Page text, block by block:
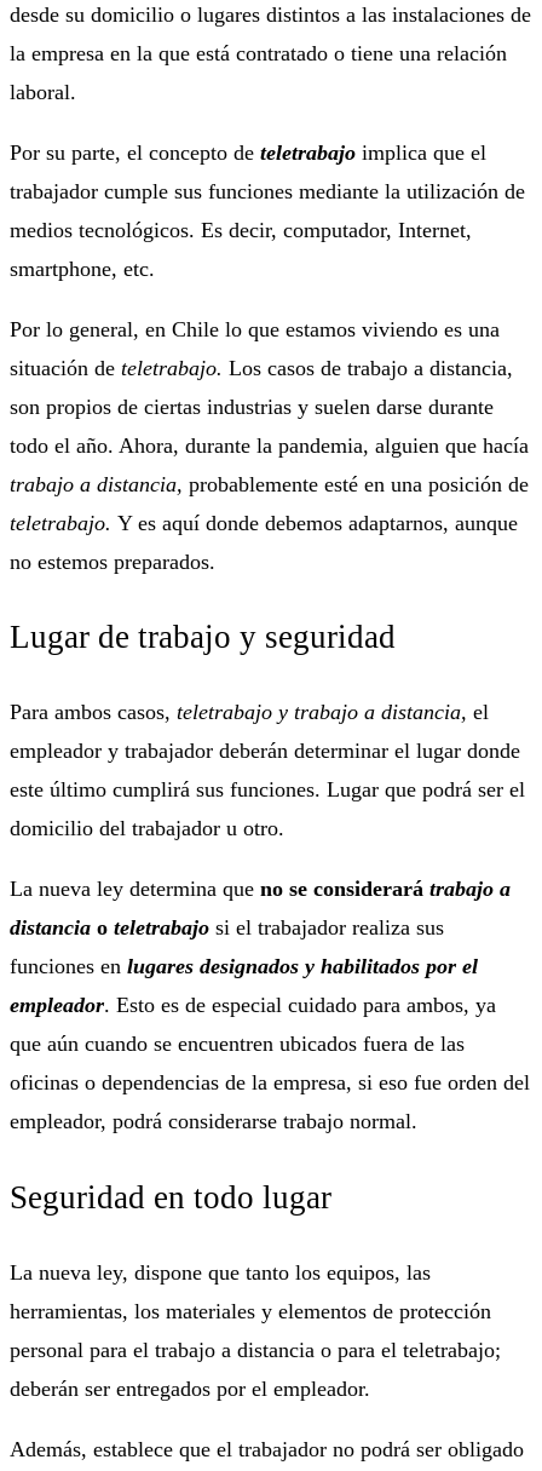
desde su domicilio o lugares distintos a las instalaciones de
la empresa en la que está contratado o tiene una relación
laboral.
Por su parte, el concepto de teletrabajo implica que el
trabajador cumple sus funciones mediante la utilización de
medios tecnológicos. Es decir, computador, Internet,
smartphone, etc.
Por lo general, en Chile lo que estamos viviendo es una
situación de teletrabajo. Los casos de trabajo a distancia,
son propios de ciertas industrias y suelen darse durante
todo el año. Ahora, durante la pandemia, alguien que hacía
trabajo a distancia, probablemente esté en una posición de
teletrabajo. Y es aquí donde debemos adaptarnos, aunque
no estemos preparados.
Lugar de trabajo y seguridad
Para ambos casos, teletrabajo y trabajo a distancia, el
empleador y trabajador deberán determinar el lugar donde
este último cumplirá sus funciones. Lugar que podrá ser el
domicilio del trabajador u otro.
La nueva ley determina que no se considerará trabajo a
distancia o teletrabajo si el trabajador realiza sus
funciones en lugares designados y habilitados por el
empleador. Esto es de especial cuidado para ambos, ya
que aún cuando se encuentren ubicados fuera de las
oficinas o dependencias de la empresa, si eso fue orden del
empleador, podrá considerarse trabajo normal.
Seguridad en todo lugar
La nueva ley, dispone que tanto los equipos, las
herramientas, los materiales y elementos de protección
personal para el trabajo a distancia o para el teletrabajo;
deberán ser entregados por el empleador.
Además, establece que el trabajador no podrá ser obligado